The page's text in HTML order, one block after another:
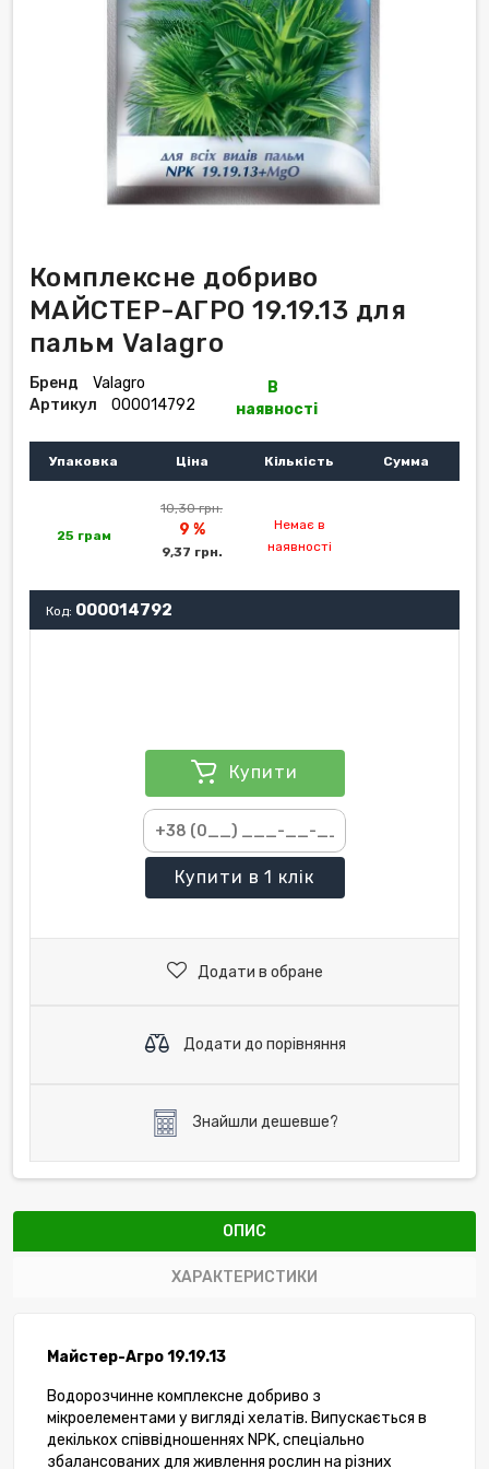
Комплексне добриво
МАЙСТЕР-АГРО 19.19.13 для
пальм Valagro
Бренд
Valagro
Артикул
000014792
В
наявності
Упаковка Ціна Кількість Сумма
25 грам
10,30 грн.
9 %
9,37 грн.
Немає в
наявності
Код: 000014792
Купити
Купити в 1 клік
Додати в обране
Додати до порівняння
Знайшли дешевше?
ОПИС
ХАРАКТЕРИСТИКИ
Майстер-Агро 19.19.13
Водорозчинне комплексне добриво з
мікроелементами у вигляді хелатів. Випускається в
декількох співвідношеннях NPK, спеціально
збалансованих для живлення рослин на різних